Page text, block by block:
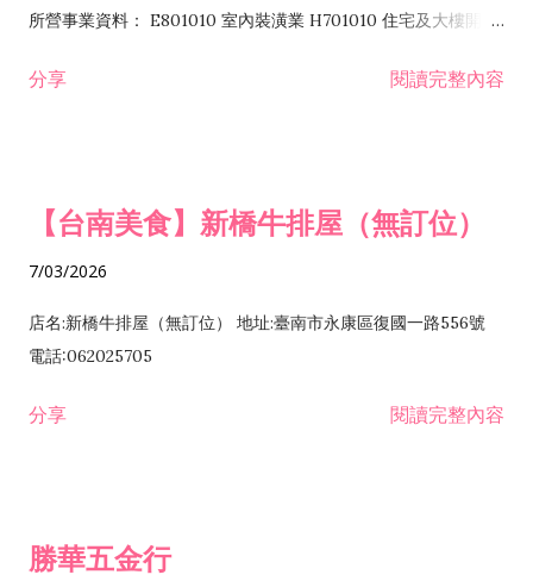
所營事業資料： E801010 室內裝潢業 H701010 住宅及大樓開發
發業 H703090 不動產買賣業 H703100 不動產租賃業 I503010
分享 閱讀完整內容
【台南美食】新橋牛排屋（無訂位）
7/03/2026
店名:新橋牛排屋（無訂位） 地址:臺南市永康區復國一路556號
電話:062025705
分享 閱讀完整內容
勝華五金行